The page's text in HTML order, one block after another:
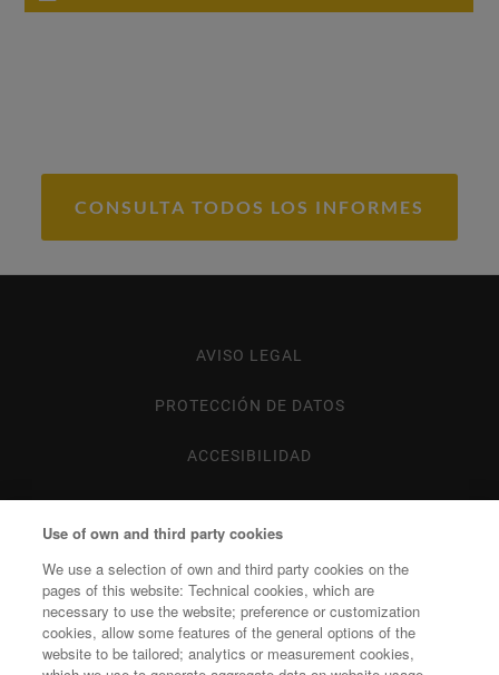
CONSULTA TODOS LOS INFORMES
Footer
menu
AVISO LEGAL
PROTECCIÓN DE DATOS
ACCESIBILIDAD
MAPA WEB
Use of own and third party cookies
We use a selection of own and third party cookies on the
pages of this website: Technical cookies, which are
necessary to use the website; preference or customization
cookies, allow some features of the general options of the
website to be tailored; analytics or measurement cookies,